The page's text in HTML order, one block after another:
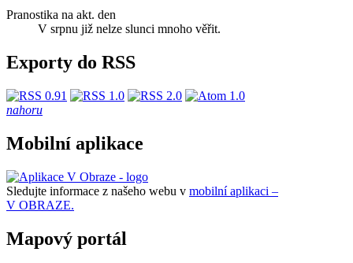
Pranostika na akt. den
V srpnu již nelze slunci mnoho věřit.
Exporty do RSS
nahoru
Mobilní aplikace
Sledujte informace z našeho webu v mobilní aplikaci –
V OBRAZE.
Mapový portál